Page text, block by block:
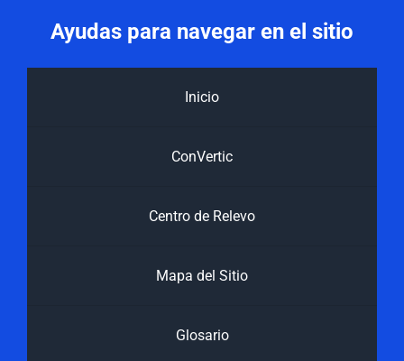
Ayudas para navegar en el sitio
Inicio
ConVertic
Centro de Relevo
Mapa del Sitio
Glosario